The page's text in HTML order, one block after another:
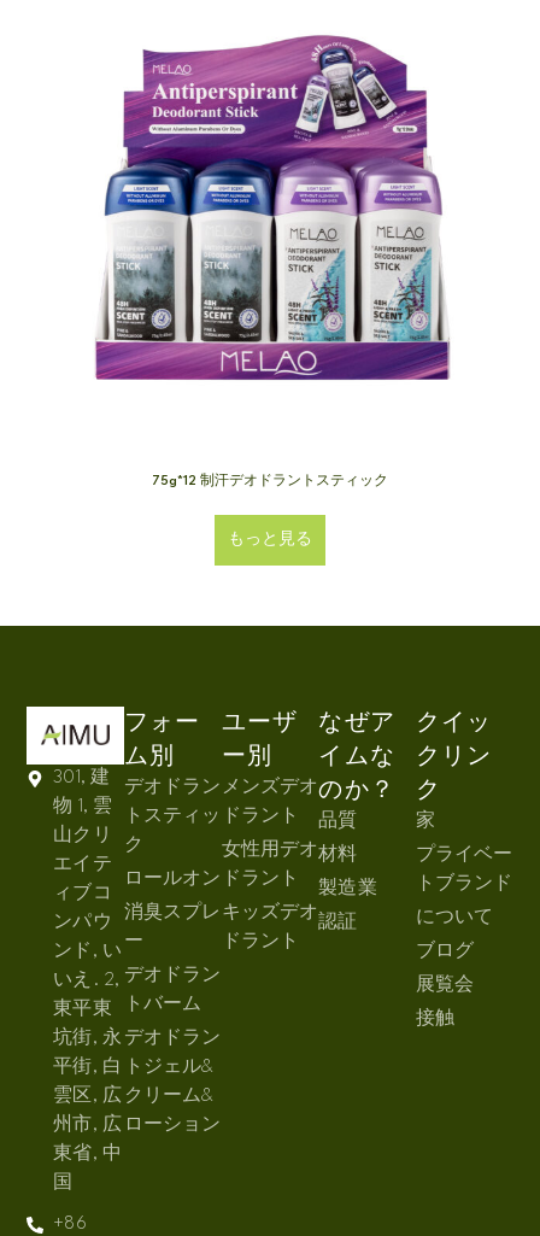
75g*12 制汗デオドラントスティック
もっと見る
301, 建
物 1, 雲
山クリ
エイテ
ィブコ
ンパウ
ンド, い
いえ. 2,
東平東
坑街, 永
平街, 白
雲区, 広
州市, 広
東省, 中
国
+86
フォー
ム別
デオドラン
トスティッ
ク
ロールオン
消臭スプレ
ー
デオドラン
トバーム
デオドラン
トジェル&
クリーム&
ローション
ユーザ
ー別
メンズデオ
ドラント
女性用デオ
ドラント
キッズデオ
ドラント
なぜア
イムな
のか？
品質
材料
製造業
認証
クイッ
クリン
ク
家
プライベー
トブランド
について
ブログ
展覧会
接触